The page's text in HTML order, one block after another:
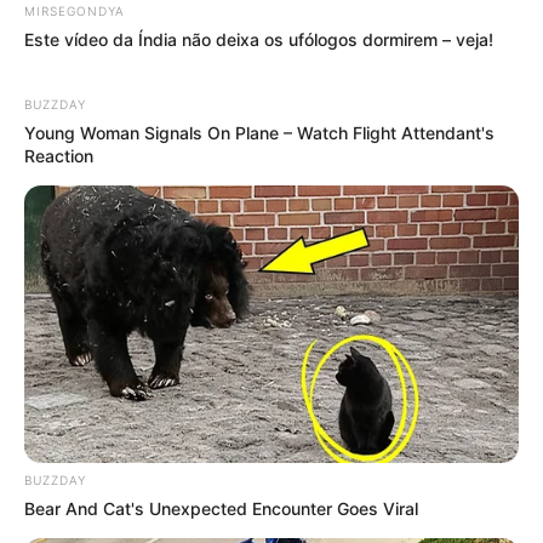
Servidor público há mais de 20 anos
, Thiago atuava como
reconhecido pela dedicação às
município.Leia a matéria completa, aqui.
-ad3
*********************************************
Categorialamenta "partida" de Agente Antônio Régis e
destaca legado na Saúde Pública.
MIRSEGONDYA
Este vídeo da Índia não deixa os ufólogos dormirem – veja!
BUZZDAY
Young Woman Signals On Plane – Watch Flight Attendant's
Reaction
BUZZDAY
Bear And Cat's Unexpected Encounter Goes Viral